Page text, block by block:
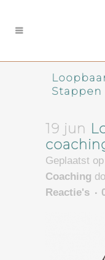
Stappen
19 jun
Geplaatst
Coaching
Reactie's